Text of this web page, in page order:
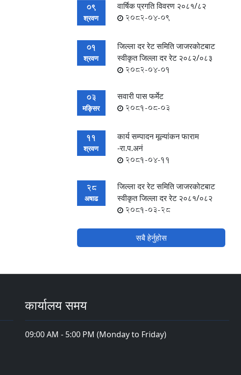
09
श्रवण
वार्षिक प्रगति विवरण २०८१/८२
2082-04-09
01
श्रवण
जिल्ला दर रेट समिति जाजरकोटबाट
स्वीकृत जिल्ला दर रेट २०८२/०८३
2082-04-01
03
मङ्सिर
सवारी पास फर्मेट
2081-08-03
11
श्रवण
कार्य सम्पादन मूल्यांकन फाराम
-रा.प.अनं
2081-04-11
28
अषाढ
जिल्ला दर रेट समिति जाजरकोटबाट
स्वीकृत जिल्ला दर रेट २०८१/०८२
2081-03-28
सबै हेर्नुहोस
कार्यालय समय
09:00 AM - 5:00 PM (Monday to Friday)